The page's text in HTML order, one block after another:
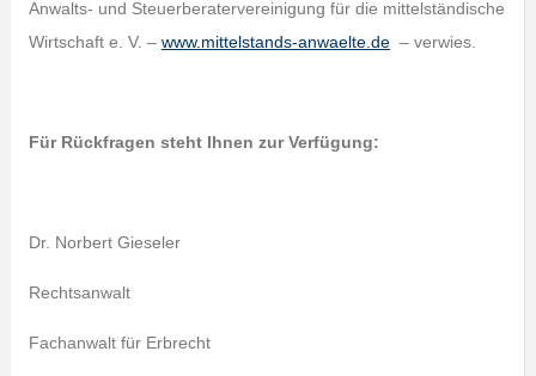
Anwalts- und Steuerberatervereinigung für die mittelständische
Wirtschaft e. V. – www.mittelstands-anwaelte.de– verwies.
Für Rückfragen steht Ihnen zur Verfügung:
Dr. Norbert Gieseler
Rechtsanwalt
Fachanwalt für Erbrecht